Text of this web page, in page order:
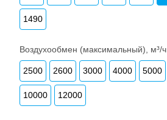
1490
Воздухообмен (максимальный), м³/ч
2500 2600 3000 4000 5000
10000 12000